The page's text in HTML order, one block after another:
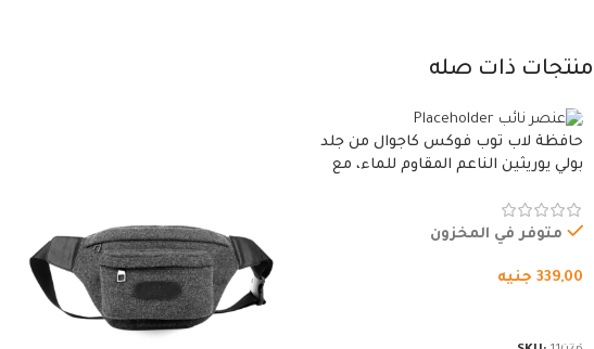
منتجات ذات صله
حافظة لاب توب فوكس كاجوال من جلد
بولي يوريثين الناعم المقاوم للماء، مع
متوفر في المخزون
339,00 جنيه